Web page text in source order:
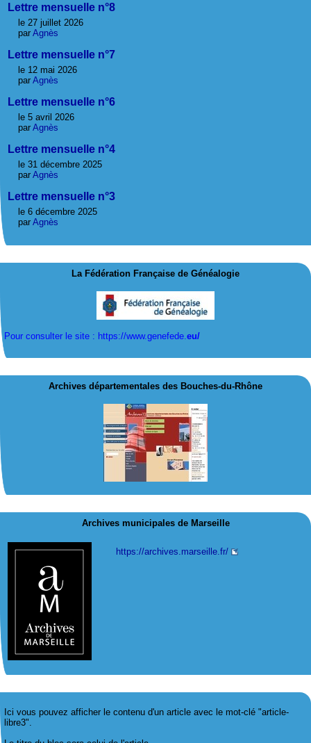
Lettre mensuelle n°8
le 27 juillet 2026
par Agnès
Lettre mensuelle n°7
le 12 mai 2026
par Agnès
Lettre mensuelle n°6
le 5 avril 2026
par Agnès
Lettre mensuelle n°4
le 31 décembre 2025
par Agnès
Lettre mensuelle n°3
le 6 décembre 2025
par Agnès
La Fédération Française de Généalogie
Pour consulter le site : https://www.genefede. eu/
Archives départementales des Bouches-du-Rhône
Archives municipales de Marseille
https://archives.marseille.fr/
Ici vous pouvez afficher le contenu d'un article avec le mot-clé "article-
libre3".